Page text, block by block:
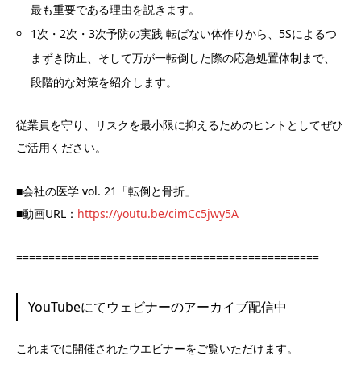
最も重要である理由を説きます。
1次・2次・3次予防の実践 転ばない体作りから、5Sによるつ
まずき防止、そして万が一転倒した際の応急処置体制まで、
段階的な対策を紹介します。
従業員を守り、リスクを最小限に抑えるためのヒントとしてぜひ
ご活用ください。
■会社の医学 vol. 21「転倒と骨折」
■動画URL： https://youtu.be/cimCc5jwy5A
===============================================
YouTubeにてウェビナーのアーカイブ配信中
これまでに開催されたウエビナーをご覧いただけます。